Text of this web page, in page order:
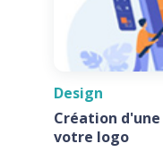
Design
Création
votre logo